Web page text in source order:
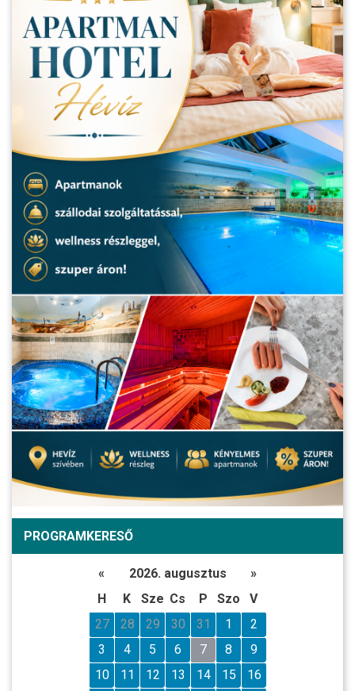
PROGRAMKERESŐ
« 2026. augusztus
»
H
K Sze Cs P Szo
V
27
28 29 30 31 1
2
3
4 5 6 7 8
9
10
11 12 13 14 15
16